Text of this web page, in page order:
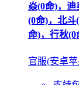
焱(0命)，迪
(0命)，北斗
命)，行秋(0
官服(安卓